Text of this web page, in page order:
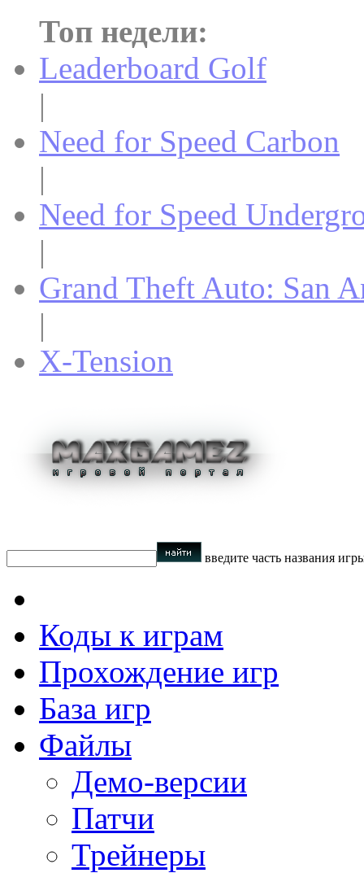
Топ недели:
Leaderboard Golf
|
Need for Speed Carbon
|
Need for Speed
|
Grand Theft Auto: San
|
X-Tension
введите часть названия
Коды к играм
Прохождение игр
База игр
Файлы
Демо-версии
Патчи
Трейнеры